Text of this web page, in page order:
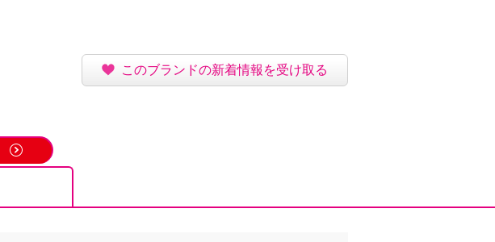
このブランドの新着情報を受け取る